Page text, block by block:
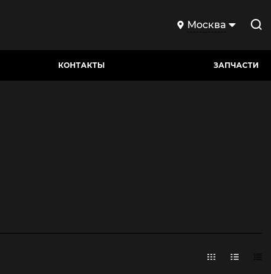
Москва
КОНТАКТЫ ЗАПЧАСТИ